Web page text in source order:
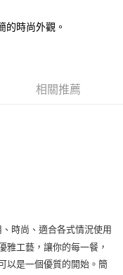
連結，可透過四大超商／
先享後付」服務完成之交
交易相關給付款項請求債
的時尚外觀。
相關推薦
時尚、適合各式情況使用
雅工藝，讓你的每一餐，
以是一個優質的開始。簡